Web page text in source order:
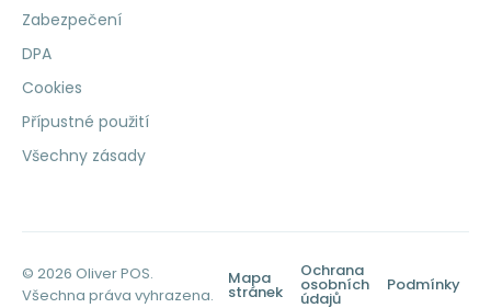
Zabezpečení
DPA
Cookies
Přípustné použití
Všechny zásady
© 2026 Oliver POS.
Všechna práva vyhrazena.
Mapa
stránek
Ochrana
osobních
údajů
Podmínky